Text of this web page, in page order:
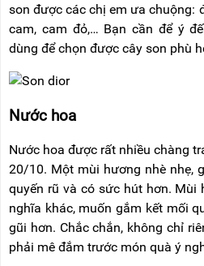
son được các chị em ưa chuộng:
cam, cam đỏ,… Bạn cần để ý
dùng để chọn được cây son phù
Nước hoa
Nước hoa được rất nhiều chàng
20/10. Một mùi hương nhè nhẹ,
quyến rũ và có sức hút hơn. Mùi
nghĩa khác, muốn gắm kết mối
gũi hơn. Chắc chắn, không chỉ
phải mê đắm trước món quà ý